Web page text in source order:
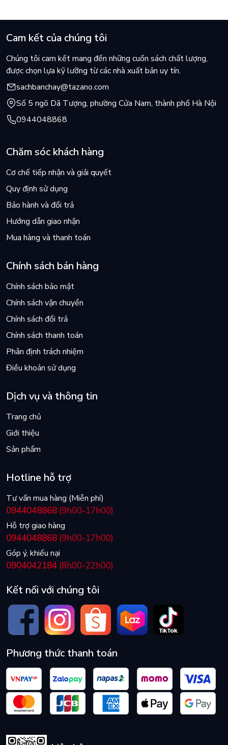
Cam kết của chúng tôi
Chúng tôi cam kết mang đến những cuốn sách chất lượng,
được chọn lựa kỹ lưỡng từ các nhà xuất bản uy tín.
sachbanchay@tazano.com
Số 5 ngõ Dã Tượng, phường Cửa Nam, thành phố Hà Nội
0944048868
Chăm sóc khách hàng
Cơ chế tiếp nhận và giải quyết
Quy định sử dụng
Bảo hành và đổi trả
Hướng dẫn giao nhận
Mua hàng và thanh toán
Chính sách bán hàng
Chính sách bảo mật
Chính sách vận chuyển
Chính sách đổi trả
Chính sách thanh toán
Phân định trách nhiệm
Điều khoản sử dụng
Dịch vụ và thông tin
Trang chủ
Giới thiệu
Sản phẩm
Hotline hỗ trợ
Tư vấn mua hàng (Miễn phí)
0944048868 (9h00-17h00)
Hỗ trợ giao hàng
0944048868 (9h00-17h00)
Góp ý, khiếu nại
0904042184 (8h00-22h00)
Kết nối với chúng tôi
Phương thức thanh toán